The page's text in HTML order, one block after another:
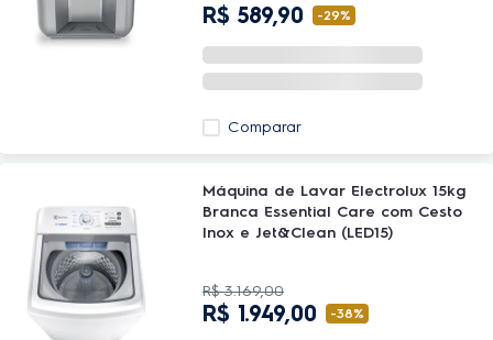
R$ 589,90 -29%
Comparar
Máquina de Lavar Electrolux 15kg
Branca Essential Care com Cesto
Inox e Jet&Clean (LED15)
R$ 3.169,00
R$ 1.949,00 -38%